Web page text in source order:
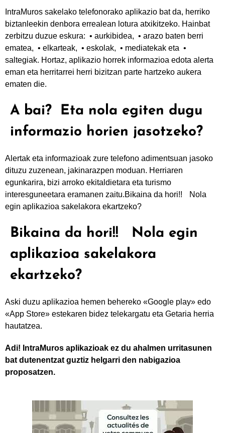
IntraMuros sakelako telefonorako aplikazio bat da, herriko
biztanleekin denbora errealean lotura atxikitzeko. Hainbat
zerbitzu duzue eskura: • aurkibidea, • arazo baten berri
ematea, • elkarteak, • eskolak, • mediatekak eta •
saltegiak. Hortaz, aplikazio horrek informazioa edota alerta
eman eta herritarrei herri bizitzan parte hartzeko aukera
ematen die.
A bai? Eta nola egiten dugu
informazio horien jasotzeko?
Alertak eta informazioak zure telefono adimentsuan jasoko
dituzu zuzenean, jakinarazpen moduan. Herriaren
egunkarira, bizi arroko ekitaldietara eta turismo
interesguneetara eramanen zaitu.Bikaina da hori!! Nola
egin aplikazioa sakelakora ekartzeko?
Bikaina da hori!! Nola egin
aplikazioa sakelakora
ekartzeko?
Aski duzu aplikazioa hemen behereko «Google play» edo
«App Store» estekaren bidez telekargatu eta Getaria herria
hautatzea.
Adi! IntraMuros aplikazioak ez du ahalmen urritasunen
bat dutenentzat guztiz helgarri den nabigazioa
proposatzen.